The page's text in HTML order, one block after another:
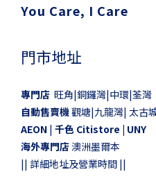
You Care, I Care
門市地址
專門店 旺角|銅鑼灣|中環|荃灣
自動售賣機觀塘|九龍灣| 太古
AEON | 千色 Citistore | UNY
海外專門店澳洲墨爾本
|| 詳細地址及營業時間 ||